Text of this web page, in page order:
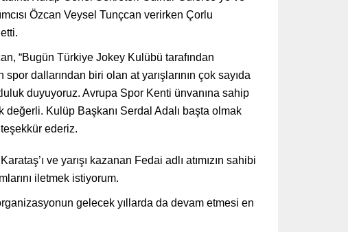
Özcan Veysel Tunçcan verirken Çorlu
“Bugün Türkiye Jokey Kulübü tarafından
dallarından biri olan at yarışlarının çok sayıda
duyuyoruz. Avrupa Spor Kenti ünvanına sahip
Kulüp Başkanı Serdal Adalı başta olmak
ederiz.
ve yarışı kazanan Fedai adlı atımızın sahibi
iletmek istiyorum.
gelecek yıllarda da devam etmesi en